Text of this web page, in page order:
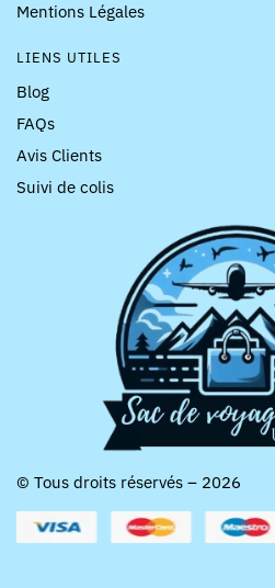
Mentions Légales
LIENS UTILES
Blog
FAQs
Avis Clients
Suivi de colis
© Tous droits réservés – 2026